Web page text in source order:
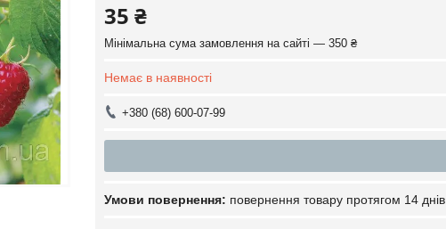
35 ₴
Мінімальна сума замовлення на сайті — 350 ₴
Немає в наявності
+380 (68) 600-07-99
повернення товару протягом 14 днів